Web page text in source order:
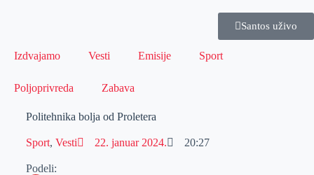
Santos uživo
Izdvajamo Vesti Emisije Sport
Poljoprivreda Zabava
Politehnika bolja od Proletera
Sport, Vesti 22. januar 2024. 20:27
Podeli: